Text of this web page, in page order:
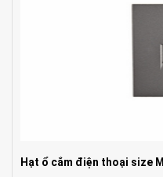
Hạt ổ cắm điện thoại size M